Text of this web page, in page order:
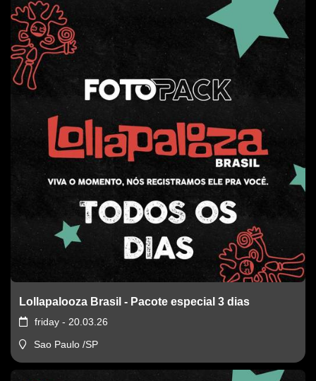
Lollapalooza Brasil - Pacote especial 3 dias
friday - 20.03.26
Sao Paulo /SP